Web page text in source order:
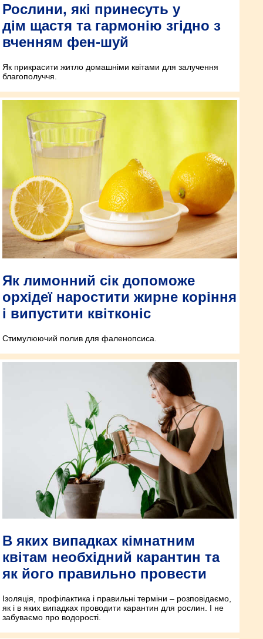
Рослини, які принесуть у
дім щастя та гармонію згідно з
вченням фен-шуй
Як прикрасити житло домашніми квітами для залучення
благополуччя.
Як лимонний сік допоможе
орхідеї наростити жирне коріння
і випустити квітконіс
Стимулюючий полив для фаленопсиса.
В яких випадках кімнатним
квітам необхідний карантин та
як його правильно провести
Ізоляція, профілактика і правильні терміни – розповідаємо,
як і в яких випадках проводити карантин для рослин. І не
забуваємо про водорості.